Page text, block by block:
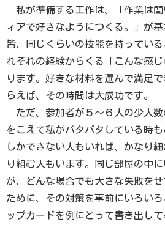
私が準備する工作は、「作業は簡
ィアで好きなようにつくる。」が
皆、同じくらいの技能を持ってい
れぞれの経験からくる「こんな感
ります。好きな材料を選んで満足
らえば、その時間は大成功です。
ただ、参加者が５～６人の少人数
をこえて私がバタバタしている時
しかできない人もいれば、かなり
り組む人もいます。同じ部屋の中
が、どんな場合でも大きな失敗を
ために、その対策を事前にいろい
ップカードを例にとって書き出して